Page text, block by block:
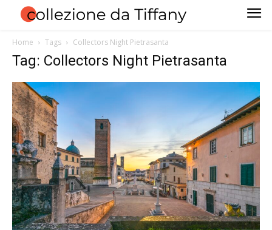
Home Tags Collectors Night Pietrasanta
Tag: Collectors Night Pietrasanta